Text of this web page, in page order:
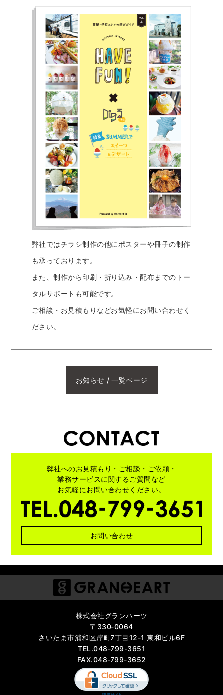
弊社ではチラシ制作の他にポスターや冊子の制作
も承っております。
また、制作から印刷・折り込み・配布までのトー
タルサポートも可能です。
ご相談・お見積もりなどお気軽にお問い合わせく
ださい。
お知らせ / 一覧ページ
弊社へのお見積もり・ご相談・ご依頼・
業務サービスに関するご質問など
お気軽にお問い合わせください。
お問い合わせ
株式会社グランハーツ
〒330-0064
さいたま市浦和区岸町7丁目12-1 東和ビル6F
TEL.048-799-3651
FAX.048-799-3652